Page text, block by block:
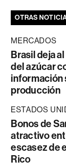
OTRAS
MERCADOS
Brasil deja
del azúcar
información
producción
ESTADOS
Bonos de
atractivo
escasez de
Rico